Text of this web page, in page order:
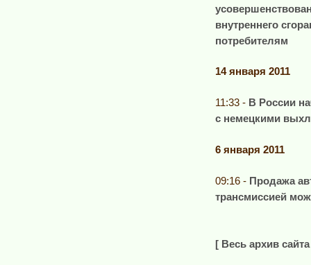
внутреннего
потребителям
14 января 2011
11:33 - В России
с немецкими
6 января 2011
09:16 - Продажа
трансмиссией
[ Весь архив